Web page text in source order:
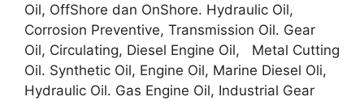
Oil, OffShore dan OnShore. Hydraulic Oil,
Corrosion Preventive, Transmission Oil. Gear
Oil, Circulating, Diesel Engine Oil, Metal Cutting
Oil. Synthetic Oil, Engine Oil, Marine Diesel Oli,
Hydraulic Oil. Gas Engine Oil, Industrial Gear